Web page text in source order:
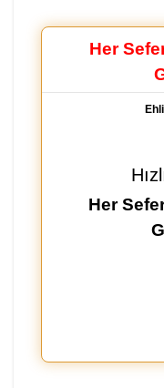
Her
Her